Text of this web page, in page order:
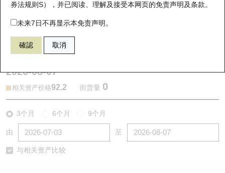
券法规则S），并已阅读、理解及接受本网页的免责声明及条款。
未来7日不再显示本免责声明。
確認 取消
68841 瑞银牛证 3690 美团
2026-08-07
相关资产价格92.2 街货量 0
3个月 6个月 9个月
由 至
与相关资产比较
即将到期认股证
认股证到期结算价查找
认股证分析仪
认股证/牛熊证日志
牛熊证街货分布图
正股牛熊证列表
新发行瑞银牛熊证
牛熊证到期结算价查找
十天股证占大市成交
资金流
街货统计
恒指成份股
国指成份股
科指成份股
中资ETFs溢价比较
讲座及教育短片
认股证投资者教育
牛熊证投资者教育